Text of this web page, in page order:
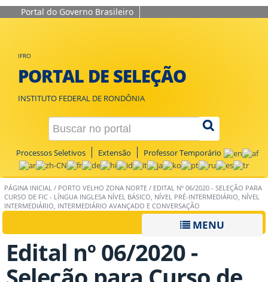
Portal do Governo Brasileiro
IFRO
PORTAL DE SELEÇÃO
INSTITUTO FEDERAL DE RONDÔNIA
Processos Seletivos Extensão Professor Temporário
PÁGINA INICIAL / PORTO VELHO ZONA NORTE / EDITAL Nº 06/2020 - SELEÇÃO PARA
CURSO DE FIC - LÍNGUA INGLESA NÍVEL BÁSICO, NÍVEL PRÉ-INTERMEDIÁRIO, NÍVEL
INTERMEDIÁRIO, INTERMEDIÁRIO AVANÇADO E CONVERSAÇÃO
MENU
Edital nº 06/2020 -